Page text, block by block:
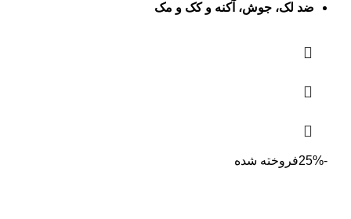
ضد لک، جوش، آکنه و کک و مک
-25% فروخته شده